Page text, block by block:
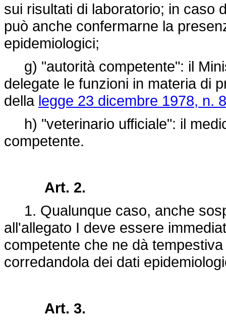
sui risultati di laboratorio; in caso
può anche confermarne la
epidemiologici;
g) "autorità competente": il
delegate le funzioni in materia di
della legge 23 dicembre 1978, n.
h) "veterinario ufficiale": il
competente.
Art. 2.
1. Qualunque caso, anche
all'allegato I deve essere
competente che ne dà
corredandola dei dati
Art. 3.